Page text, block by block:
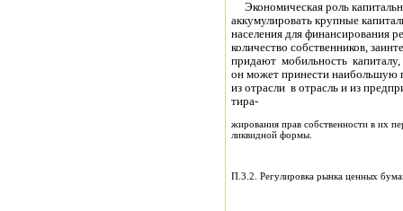
Экономическая роль
аккумулировать крупные
населения для финансирования
количество собственников,
придают мобильность капиталу,
он может принести наибольшую
из отрасли в отрасль и из
тира-
жирования прав собственности в их
ликвидной формы.
П.3.2. Регулировка рынка ценных